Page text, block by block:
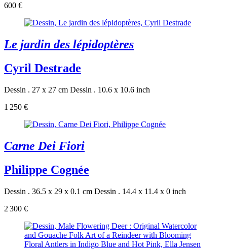
600 €
Le jardin des lépidoptères
Cyril Destrade
Dessin . 27 x 27 cm Dessin . 10.6 x 10.6 inch
1 250 €
Carne Dei Fiori
Philippe Cognée
Dessin . 36.5 x 29 x 0.1 cm Dessin . 14.4 x 11.4 x 0 inch
2 300 €